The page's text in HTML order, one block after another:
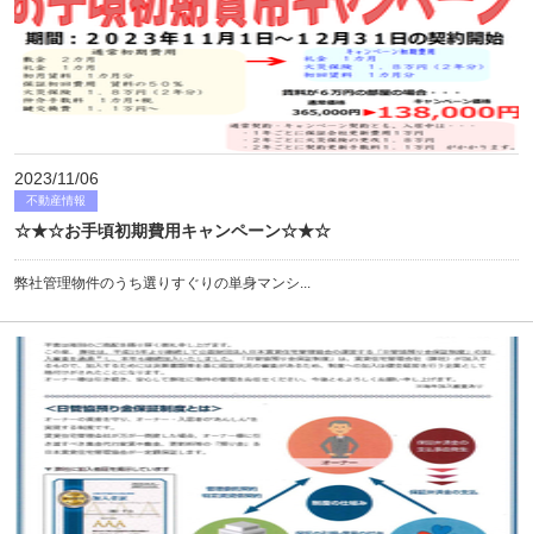
2023/11/06
不動産情報
☆★☆お手頃初期費用キャンペーン☆★☆
弊社管理物件のうち選りすぐりの単身マンシ...